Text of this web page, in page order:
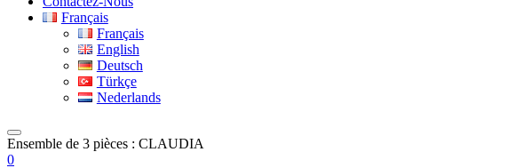
Français
Français
English
Deutsch
Türkçe
Nederlands
Ensemble de 3 pièces : CLAUDIA
0